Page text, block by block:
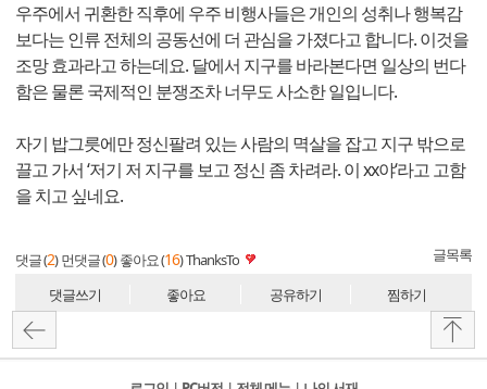
우주에서 귀환한 직후에 우주 비행사들은 개인의 성취나 행복감
보다는 인류 전체의 공동선에 더 관심을 가졌다고 합니다. 이것을
조망 효과라고 하는데요. 달에서 지구를 바라본다면 일상의 번다
함은 물론 국제적인 분쟁조차 너무도 사소한 일입니다.
자기 밥그릇에만 정신팔려 있는 사람의 멱살을 잡고 지구 밖으로
끌고 가서 ‘저기 저 지구를 보고 정신 좀 차려라. 이 xx야‘라고 고함
을 치고 싶네요.
댓글 (2) 먼댓글 (0) 좋아요 (16)ThanksTo 글목록
댓글쓰기 좋아요 공유하기 찜하기